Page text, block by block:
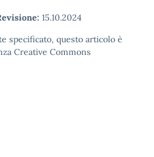
15.10.2024
specificato, questo articolo è
Creative Commons